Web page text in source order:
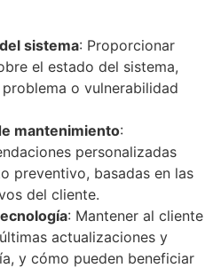
sistema: Proporcionar
el estado del sistema,
o vulnerabilidad
mantenimiento:
personalizadas
preventivo, basadas en las
del cliente.
: Mantener al cliente
actualizaciones y
y cómo pueden beneficiar